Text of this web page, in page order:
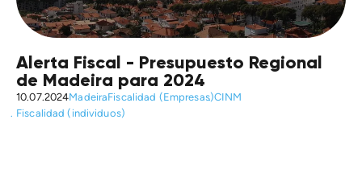
Alerta Fiscal - Presupuesto Regional
de Madeira para 2024
10.07.2024MadeiraFiscalidad (Empresas)CINM
Fiscalidad (individuos)